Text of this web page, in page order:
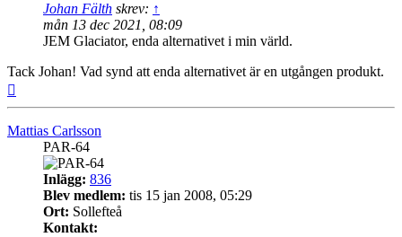
Johan Fälth skrev: ↑
mån 13 dec 2021, 08:09
JEM Glaciator, enda alternativet i min värld.
Tack Johan! Vad synd att enda alternativet är en utgången produkt.
Mattias Carlsson
PAR-64
Inlägg: 836
Blev medlem: tis 15 jan 2008, 05:29
Ort: Sollefteå
Kontakt: